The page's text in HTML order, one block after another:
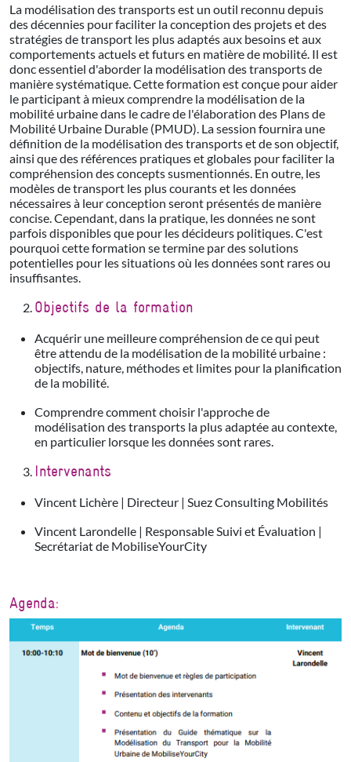
La modélisation des transports est un outil reconnu depuis
des décennies pour faciliter la conception des projets et des
stratégies de transport les plus adaptés aux besoins et aux
comportements actuels et futurs en matière de mobilité. Il est
donc essentiel d'aborder la modélisation des transports de
manière systématique. Cette formation est conçue pour aider
le participant à mieux comprendre la modélisation de la
mobilité urbaine dans le cadre de l'élaboration des Plans de
Mobilité Urbaine Durable (PMUD). La session fournira une
définition de la modélisation des transports et de son objectif,
ainsi que des références pratiques et globales pour faciliter la
compréhension des concepts susmentionnés. En outre, les
modèles de transport les plus courants et les données
nécessaires à leur conception seront présentés de manière
concise. Cependant, dans la pratique, les données ne sont
parfois disponibles que pour les décideurs politiques. C'est
pourquoi cette formation se termine par des solutions
potentielles pour les situations où les données sont rares ou
insuffisantes.
Objectifs de la formation
Acquérir une meilleure compréhension de ce qui peut
être attendu de la modélisation de la mobilité urbaine :
objectifs, nature, méthodes et limites pour la planification
de la mobilité.
Comprendre comment choisir l'approche de
modélisation des transports la plus adaptée au contexte,
en particulier lorsque les données sont rares.
Intervenants
Vincent Lichère | Directeur | Suez Consulting Mobilités
Vincent Larondelle | Responsable Suivi et Évaluation |
Secrétariat de MobiliseYourCity
Agenda: